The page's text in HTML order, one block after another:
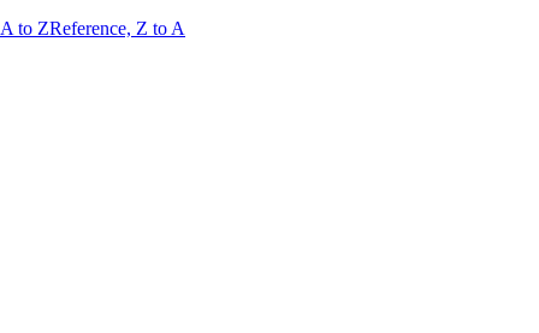
to ZReference, Z to A